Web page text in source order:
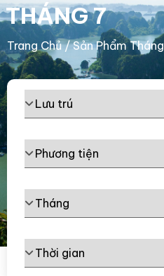
THÁNG 7
Trang Chủ/ Sản Phẩm